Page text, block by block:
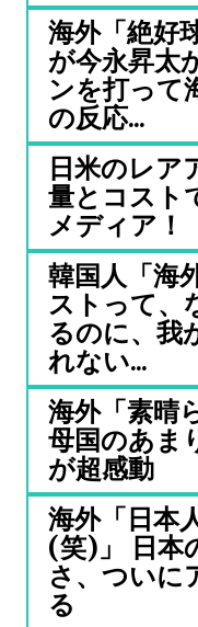
海外「絶好
が今永昇太
ンを打って
の反応...
日米のレア
量とコスト
メディア！
韓国人「海
ストって、
るのに、我
れない...
海外「素晴
母国のあま
が超感動
海外「日本
(笑)」 日本
さ、ついに
る